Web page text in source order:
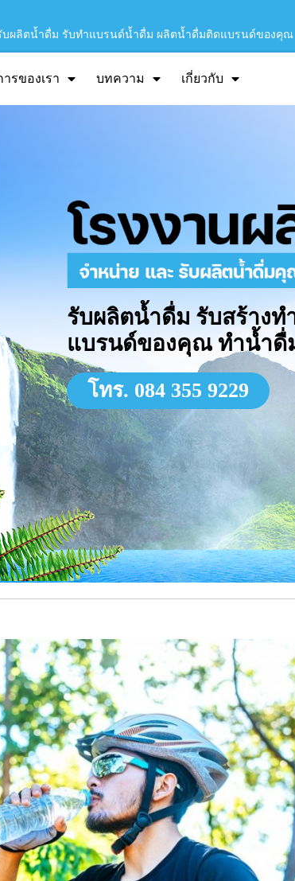
บผลิตน้ำดื่ม รับทำแบรนด์น้ำดื่ม ผลิตน้ำดื่มติดแบรนด์ของคุณ
รของเรา บทความ เกี่ยวกับ
รับผลิตน้ำดื่ม รับสร้าง
แบรนด์ของคุณ ทำน้ำดื่
โทร. 084 355 9229